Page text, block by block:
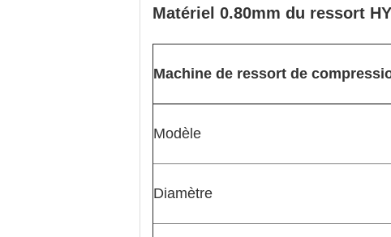
Matériel 0.80mm du ressort
Machine de ressort de
Modèle
Diamètre